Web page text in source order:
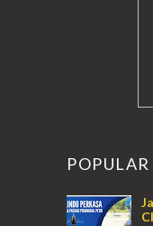
POPULAR